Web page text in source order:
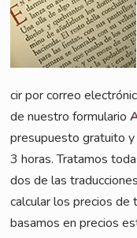
cir por cor­reo
de nues­tro for­mu­la­rio
pre­supues­to gra­tui­to
3 horas. Tra­ta­mos
dos de las
cal­cu­lar los pre­ci­os de
basa­mos en pre­ci­os